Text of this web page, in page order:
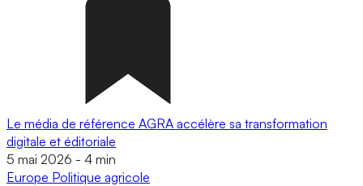
Le média de référence AGRA accélère sa transformation
digitale et éditoriale
5 mai 2026 - 4 min
Europe Politique agricole